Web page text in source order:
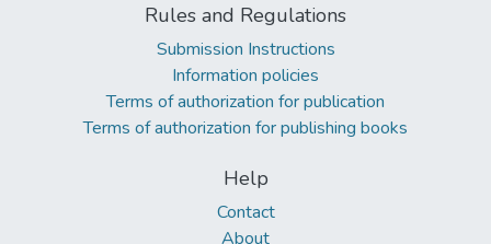
Rules and Regulations
Submission Instructions
Information policies
Terms of authorization for publication
Terms of authorization for publishing books
Help
Contact
About